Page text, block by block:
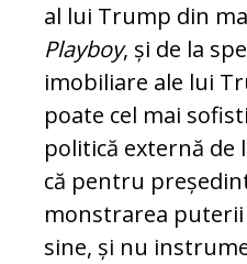
al lui Trump din
Playboy, și de la
imobiliare ale lui
poate cel mai
politică externă de
că pentru
monstrarea puterii
sine, și nu